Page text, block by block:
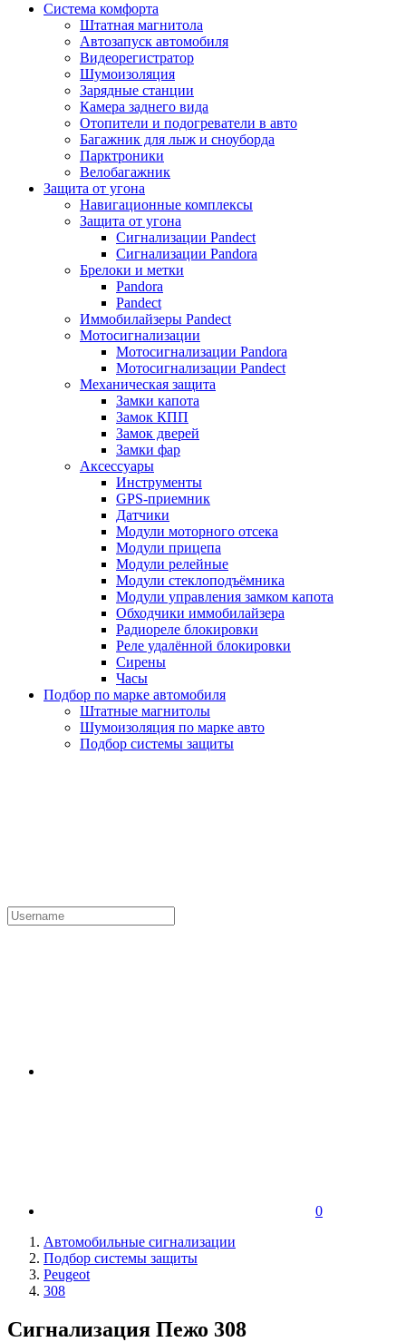
Система комфорта
Штатная магнитола
Автозапуск автомобиля
Видеорегистратор
Шумоизоляция
Зарядные станции
Камера заднего вида
Отопители и подогреватели в авто
Багажник для лыж и сноуборда
Парктроники
Велобагажник
Защита от угона
Навигационные комплексы
Защита от угона
Сигнализации Pandect
Сигнализации Pandora
Брелоки и метки
Pandora
Pandect
Иммобилайзеры Pandect
Мотосигнализации
Мотосигнализации Pandora
Мотосигнализации Pandect
Механическая защита
Замки капота
Замок КПП
Замок дверей
Замки фар
Аксессуары
Инструменты
GPS-приемник
Датчики
Модули моторного отсека
Модули прицепа
Модули релейные
Модули стеклоподъёмника
Модули управления замком капота
Обходчики иммобилайзера
Радиореле блокировки
Реле удалённой блокировки
Сирены
Часы
Подбор по марке автомобиля
Штатные магнитолы
Шумоизоляция по марке авто
Подбор системы защиты
0
Автомобильные сигнализации
Подбор системы защиты
Peugeot
308
Сигнализация Пежо 308